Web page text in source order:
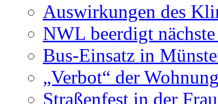
Auswirkungen des
NWL beerdigt
Bus-Einsatz in
„Verbot“ der
Straßenfest in der